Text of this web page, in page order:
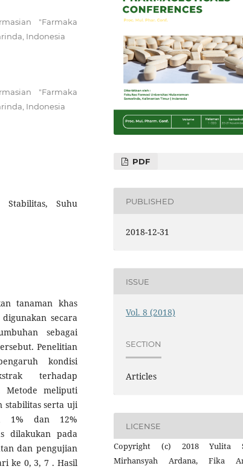
"Farmaka
Indonesia
"Farmaka
Indonesia
Stabilitas, Suhu
tanaman khas
secara
sebagai
Penelitian
kondisi
terhadap
Metode meliputi
stabilitas serta uji
1% dan 12%
dilakukan pada
dan pengujian
ke 0, 3, 7 . Hasil
PDF
PUBLISHED
2018-12-31
ISSUE
Vol. 8 (2018)
SECTION
Articles
LICENSE
Copyright (c) 2018 Yulita
Mirhansyah Ardana, Fika